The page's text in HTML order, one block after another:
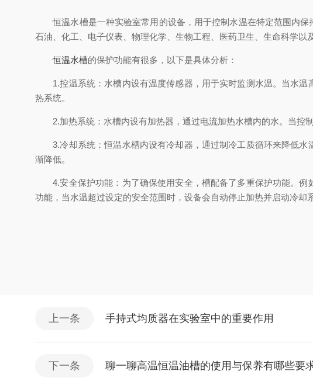
恒温水槽是一种实验室常用的设备，用于控制水温在特定范围内保
石油、化工、电子仪表、物理化学、生物工程、医药卫生、生命科学以
恒温水槽的保护功能有很多，以下是具体分析：
1.控温系统：水槽内设有温度传感器，用于实时监测水温。当水温
热系统。
2.加热系统：水槽内设有加热器，通过电流加热水槽内的水。当控
3.冷却系统：恒温水槽内设有冷却器，通过制冷工质循环来降低水
渐降低。
4.安全保护功能：为了确保使用安全，槽配备了多重保护功能。例
功能，当水温超过设定的安全范围时，设备会自动停止加热并启动冷却
上一条 手持式均质器在实验室中的重要作用
下一条 聊一聊高温恒温油槽的使用与保养有哪些要